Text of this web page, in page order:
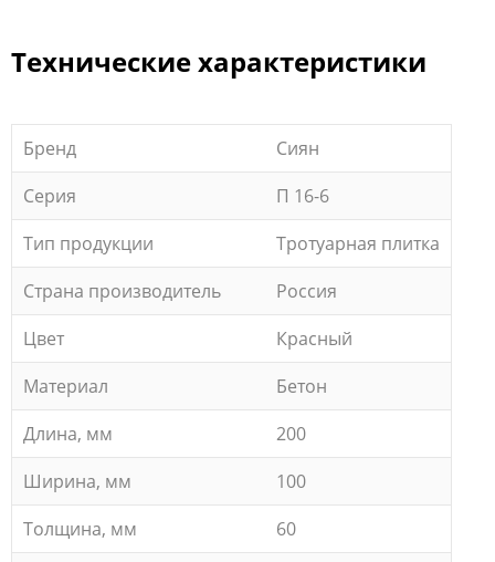
Технические характеристики
Бренд
Сиян
Серия
П 16-6
Тип продукции
Тротуарная плитка
Страна производитель
Россия
Цвет
Красный
Материал
Бетон
Длина, мм
200
Ширина, мм
100
Толщина, мм
60